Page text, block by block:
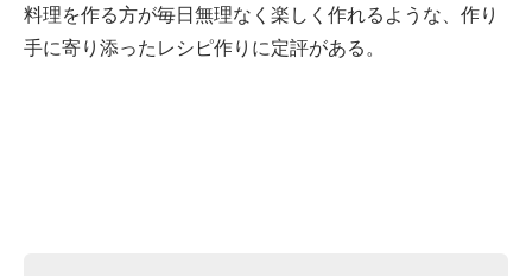
料理を作る方が毎日無理なく楽しく作れるような、作り
手に寄り添ったレシピ作りに定評がある。